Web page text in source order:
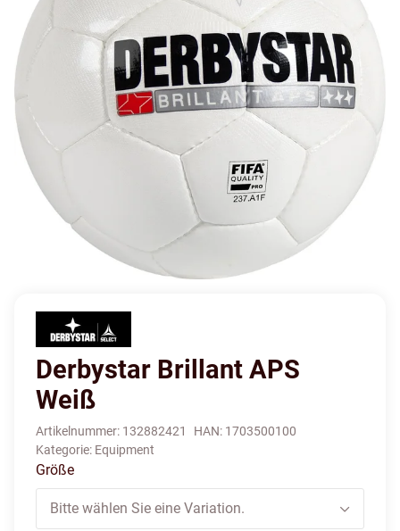
Derbystar Brillant APS
Weiß
Artikelnummer: 132882421 HAN: 1703500100
Kategorie: Equipment
Größe
Bitte wählen Sie eine Variation.